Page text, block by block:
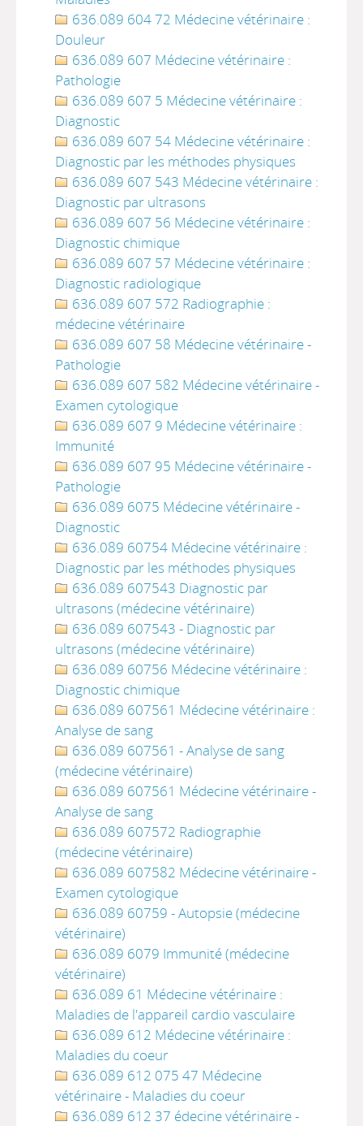
636.089 604 72 Médecine vétérinaire :
Douleur
636.089 607 Médecine vétérinaire :
Pathologie
636.089 607 5 Médecine vétérinaire :
Diagnostic
636.089 607 54 Médecine vétérinaire :
Diagnostic par les méthodes physiques
636.089 607 543 Médecine vétérinaire :
Diagnostic par ultrasons
636.089 607 56 Médecine vétérinaire :
Diagnostic chimique
636.089 607 57 Médecine vétérinaire :
Diagnostic radiologique
636.089 607 572 Radiographie :
médecine vétérinaire
636.089 607 58 Médecine vétérinaire -
Pathologie
636.089 607 582 Médecine vétérinaire -
Examen cytologique
636.089 607 9 Médecine vétérinaire :
Immunité
636.089 607 95 Médecine vétérinaire -
Pathologie
636.089 6075 Médecine vétérinaire -
Diagnostic
636.089 60754 Médecine vétérinaire :
Diagnostic par les méthodes physiques
636.089 607543 Diagnostic par
ultrasons (médecine vétérinaire)
636.089 607543 - Diagnostic par
ultrasons (médecine vétérinaire)
636.089 60756 Médecine vétérinaire :
Diagnostic chimique
636.089 607561 Médecine vétérinaire :
Analyse de sang
636.089 607561 - Analyse de sang
(médecine vétérinaire)
636.089 607561 Médecine vétérinaire -
Analyse de sang
636.089 607572 Radiographie
(médecine vétérinaire)
636.089 607582 Médecine vétérinaire -
Examen cytologique
636.089 60759 - Autopsie (médecine
vétérinaire)
636.089 6079 Immunité (médecine
vétérinaire)
636.089 61 Médecine vétérinaire :
Maladies de l'appareil cardio vasculaire
636.089 612 Médecine vétérinaire :
Maladies du coeur
636.089 612 075 47 Médecine
vétérinaire - Maladies du coeur
636.089 612 37 édecine vétérinaire -